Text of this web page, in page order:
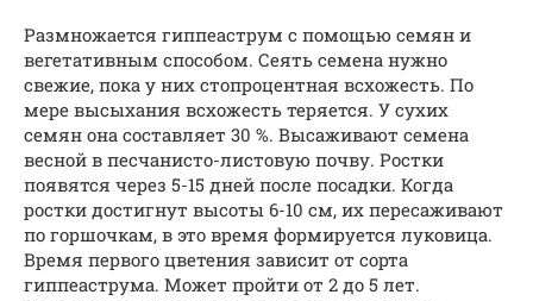
Размножается гиппеаструм с помощью семян и
вегетативным способом. Сеять семена нужно
свежие, пока у них стопроцентная всхожесть. По
мере высыхания всхожесть теряется. У сухих
семян она составляет 30 %. Высаживают семена
весной в песчанисто-листовую почву. Ростки
появятся через 5-15 дней после посадки. Когда
ростки достигнут высоты 6-10 см, их пересаживают
по горшочкам, в это время формируется луковица.
Время первого цветения зависит от сорта
гиппеаструма. Может пройти от 2 до 5 лет.